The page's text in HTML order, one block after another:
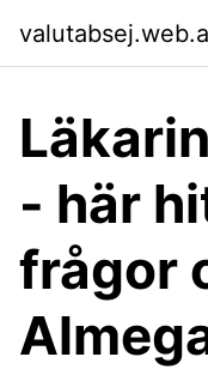
- här
frågor